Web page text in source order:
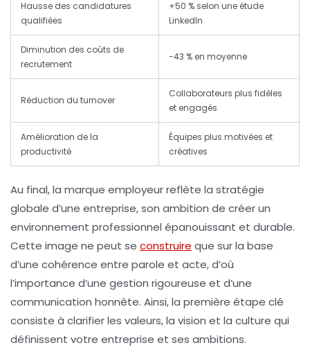
Hausse des candidatures
qualifiées
+50 % selon une étude
LinkedIn
Diminution des coûts de
recrutement
-43 % en moyenne
Réduction du turnover
Collaborateurs plus fidèles
et engagés
Amélioration de la
productivité
Équipes plus motivées et
créatives
Au final, la marque employeur reflète la stratégie
globale d’une entreprise, son ambition de créer un
environnement professionnel épanouissant et durable.
Cette image ne peut se construire que sur la base
d’une cohérence entre parole et acte, d’où
l’importance d’une gestion rigoureuse et d’une
communication honnête. Ainsi, la première étape clé
consiste à clarifier les valeurs, la vision et la culture qui
définissent votre entreprise et ses ambitions.